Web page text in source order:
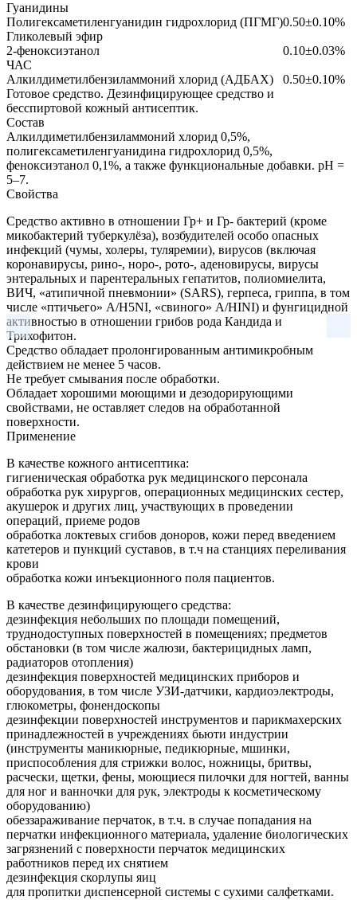
Гуанидины
Полигексаметиленгуанидин гидрохлорид (ПГМГ)0.50±0.10%
Гликолевый эфир
2-феноксиэтанол
0.10±0.03%
ЧАС
Алкилдиметилбензиламмоний хлорид (АДБАХ)
0.50±0.10%
Готовое средство. Дезинфицирующее средство и
бесспиртовой кожный антисептик.
Состав
Алкилдиметилбензиламмоний хлорид 0,5%,
полигексаметиленгуанидина гидрохлорид 0,5%,
феноксиэтанол 0,1%, а также функциональные добавки. pH =
5–7.
Свойства
Средство активно в отношении Гр+ и Гр- бактерий (кроме
микобактерий туберкулёза), возбудителей особо опасных
инфекций (чумы, холеры, туляремии), вирусов (включая
коронавирусы, рино-, норо-, рото-, аденовирусы, вирусы
энтеральных и парентеральных гепатитов, полиомиелита,
ВИЧ, «атипичной пневмонии» (SARS), герпеса, гриппа, в том
числе «птичьего» А/H5NI, «свиного» А/HINI) и фунгицидной
активностью в отношении грибов рода Кандида и
Трихофитон.
Средство обладает пролонгированным антимикробным
действием не менее 5 часов.
Не требует смывания после обработки.
Обладает хорошими моющими и дезодорирующими
свойствами, не оставляет следов на обработанной
поверхности.
Применение
В качестве кожного антисептика:
гигиеническая обработка рук медицинского персонала
обработка рук хирургов, операционных медицинских сестер,
акушерок и других лиц, участвующих в проведении
операций, приеме родов
обработка локтевых сгибов доноров, кожи перед введением
катетеров и пункций суставов, в т.ч на станциях переливания
крови
обработка кожи инъекционного поля пациентов.
В качестве дезинфицирующего средства:
дезинфекция небольших по площади помещений,
труднодоступных поверхностей в помещениях; предметов
обстановки (в том числе жалюзи, бактерицидных ламп,
радиаторов отопления)
дезинфекция поверхностей медицинских приборов и
оборудования, в том числе УЗИ-датчики, кардиоэлектроды,
глюкометры, фонендоскопы
дезинфекции поверхностей инструментов и парикмахерских
принадлежностей в учреждениях бьюти индустрии
(инструменты маникюрные, педикюрные, мшинки,
приспособления для стрижки волос, ножницы, бритвы,
расчески, щетки, фены, моющиеся пилочки для ногтей, ванны
для ног и ванночки для рук, электроды к косметическому
оборудованию)
обеззараживание перчаток, в т.ч. в случае попадания на
перчатки инфекционного материала, удаление биологических
загрязнений с поверхности перчаток медицинских
работников перед их снятием
дезинфекция скорлупы яиц
для пропитки диспенсерной системы с сухими салфетками.